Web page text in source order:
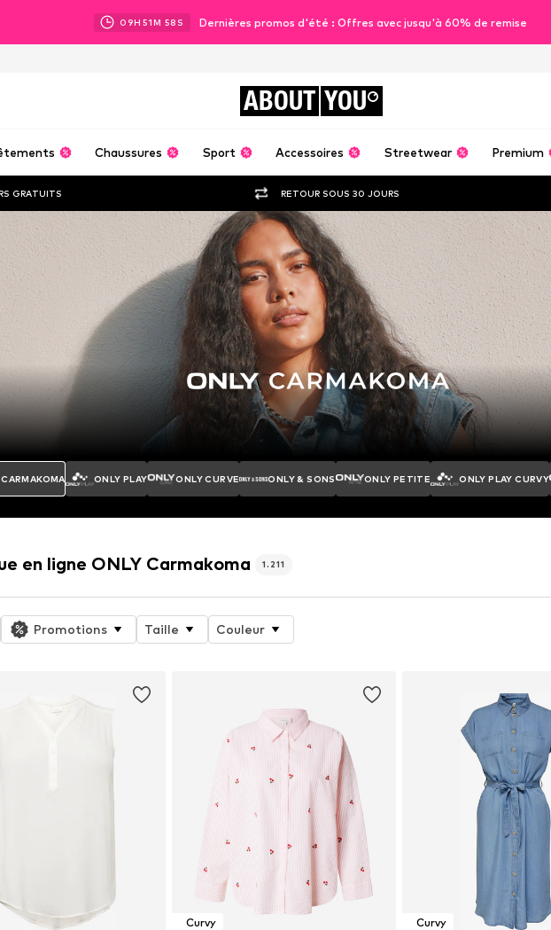
09H 51M 56 S Dernières promos d'été : Offres avec jusqu'à 60% de remise
ABOUT YOU
Chaussures Sport Accessoires Streetwear Premium
GRATUITS RETOUR SOUS 30 JOURS
ONLY PLAY ONLY CURVE ONLY & SONS ONLY PETITE ONLY PLAY CURVY
en ligne ONLY Carmakoma 1.211
Promotions Taille Couleur
Curvy
Curvy